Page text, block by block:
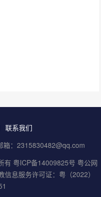
联系我们
：2315830482@qq.com
有 粤ICP备14009825号 粤公网
信息服务许可证：粤（2022）